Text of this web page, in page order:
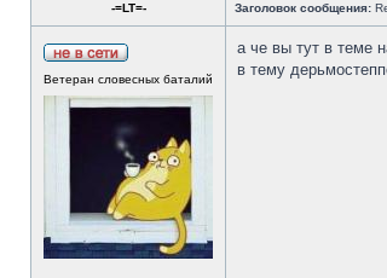
-=LT=- Заголовок сообщения:
Ветеран словесных баталий
а че вы тут в теме
в тему